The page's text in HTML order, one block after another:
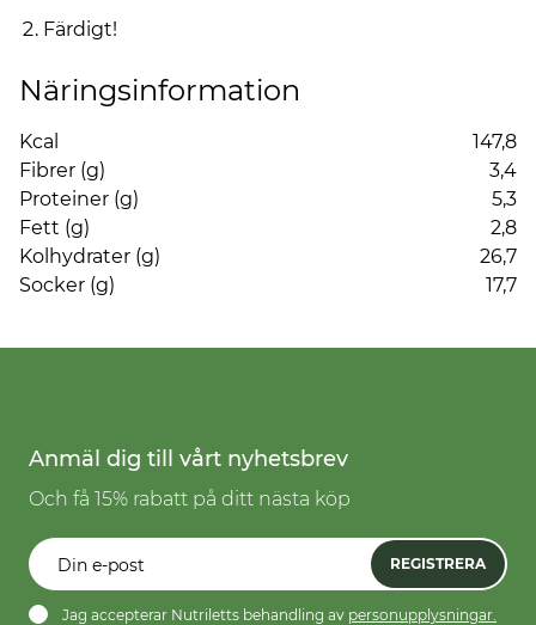
Färdigt!
Näringsinformation
Kcal
147,8
Fibrer (g)
3,4
Proteiner (g)
5,3
Fett (g)
2,8
Kolhydrater (g)
26,7
Socker (g)
17,7
Anmäl dig till vårt nyhetsbrev
Och få 15% rabatt på ditt nästa köp
REGISTRERA
Jag accepterar Nutriletts behandling av personupplysningar.